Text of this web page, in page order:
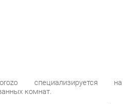
отделочные материалы
ламинат,